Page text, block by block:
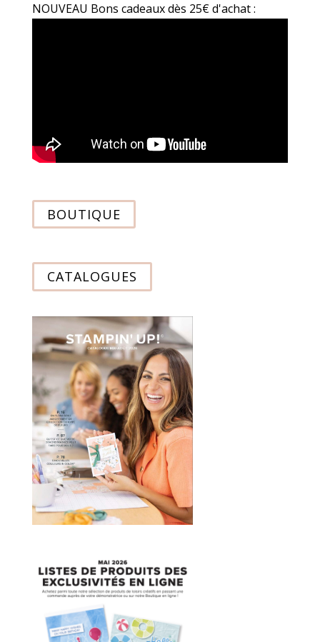
NOUVEAU Bons cadeaux dès 25€ d'achat :
BOUTIQUE
CATALOGUES